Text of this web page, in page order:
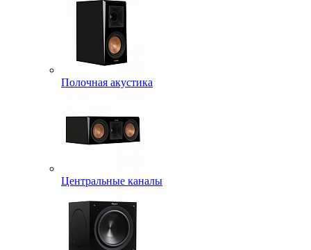
Полочная акустика
Центральные каналы